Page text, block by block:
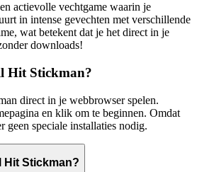
actievolle vechtgame waarin je
in intense gevechten met verschillende
wat betekent dat je het direct in je
downloads!
Hit Stickman?
direct in je webbrowser spelen.
en klik om te beginnen. Omdat
geen speciale installaties nodig.
Hit Stickman?